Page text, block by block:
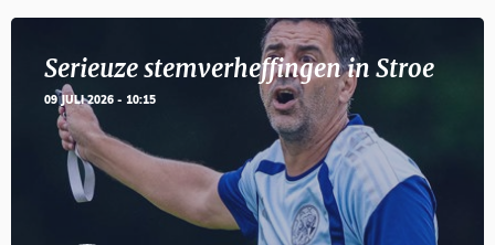
Serieuze stemverheffingen in Stroe
09 JULI 2026 - 10:15